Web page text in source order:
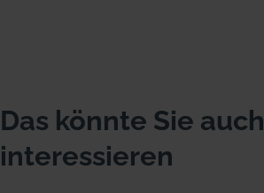
Das könnte Sie auch
interessieren